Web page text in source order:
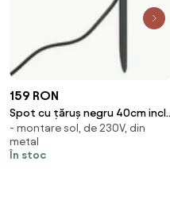
159 RON
Spot cu țăruș negru 40cm incl.
LED reglabil IP65 incl. cablu și
ștecher - Carl
- montare sol, de 230V, din
metal
În stoc